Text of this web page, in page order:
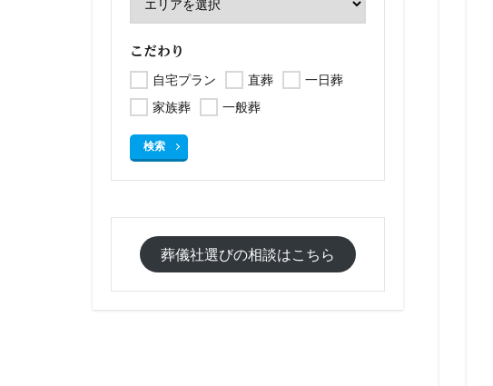
こだわり
自宅プラン 直葬
一日葬
家族葬
一般葬
検索
葬儀社選びの相談はこちら